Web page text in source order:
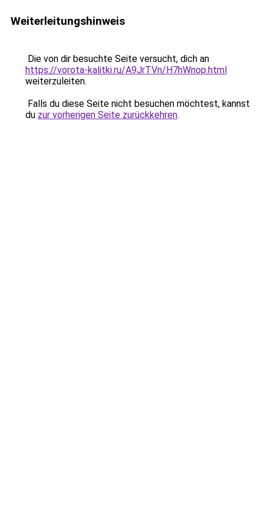
Weiterleitungshinweis
Die von dir besuchte Seite versucht, dich an
https://vorota-kalitki.ru/A9JrTVn/H7hWnop.html
weiterzuleiten.
Falls du diese Seite nicht besuchen möchtest, kannst
du zur vorherigen Seite zurückkehren.